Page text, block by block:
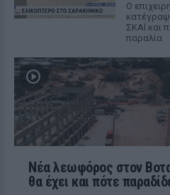
Ο
ΣΚΑΪ και
παραλία
Νέα λεωφόρος στον
θα έχει και πότε